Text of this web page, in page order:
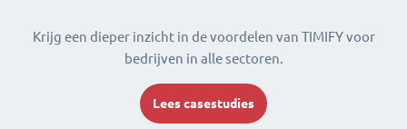
Krijg een dieper inzicht in de voordelen van TIMIFY voor
bedrijven in alle sectoren.
Lees casestudies